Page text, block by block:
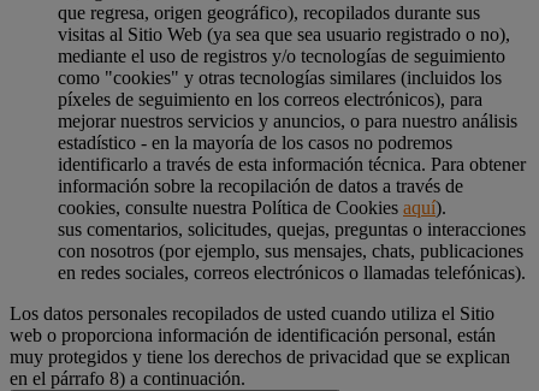
que regresa, origen geográfico), recopilados durante sus
visitas al Sitio Web (ya sea que sea usuario registrado o no),
mediante el uso de registros y/o tecnologías de seguimiento
como "cookies" y otras tecnologías similares (incluidos los
píxeles de seguimiento en los correos electrónicos), para
mejorar nuestros servicios y anuncios, o para nuestro análisis
estadístico - en la mayoría de los casos no podremos
identificarlo a través de esta información técnica. Para obtener
información sobre la recopilación de datos a través de
cookies, consulte nuestra Política de Cookies aquí).
sus comentarios, solicitudes, quejas, preguntas o interacciones
con nosotros (por ejemplo, sus mensajes, chats, publicaciones
en redes sociales, correos electrónicos o llamadas telefónicas).
Los datos personales recopilados de usted cuando utiliza el Sitio
web o proporciona información de identificación personal, están
muy protegidos y tiene los derechos de privacidad que se explican
en el párrafo 8) a continuación.